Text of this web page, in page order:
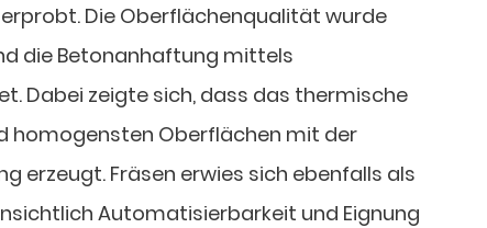
Die Oberflächenqualität wurde
die Betonanhaftung mittels
Dabei zeigte sich, dass das thermische
homogensten Oberflächen mit der
erzeugt. Fräsen erwies sich ebenfalls als
Automatisierbarkeit und Eignung